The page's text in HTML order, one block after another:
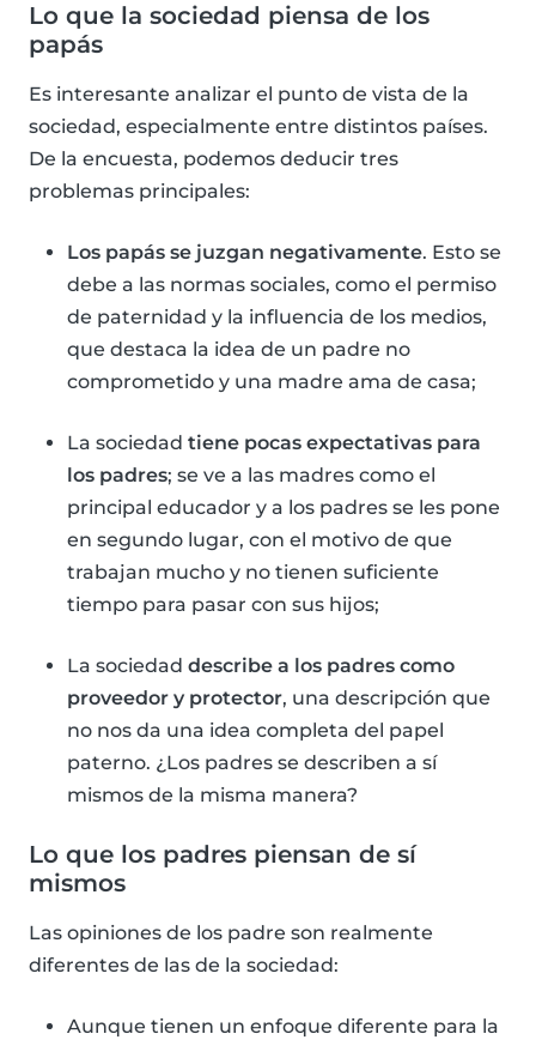
Lo que la sociedad piensa de los
papás
Es interesante analizar el punto de vista de la
sociedad, especialmente entre distintos países.
De la encuesta, podemos deducir tres
problemas principales:
Los papás se juzgan negativamente. Esto se
debe a las normas sociales, como el permiso
de paternidad y la influencia de los medios,
que destaca la idea de un padre no
comprometido y una madre ama de casa;
La sociedad tiene pocas expectativas para
los padres; se ve a las madres como el
principal educador y a los padres se les pone
en segundo lugar, con el motivo de que
trabajan mucho y no tienen suficiente
tiempo para pasar con sus hijos;
La sociedad describe a los padres como
proveedor y protector, una descripción que
no nos da una idea completa del papel
paterno. ¿Los padres se describen a sí
mismos de la misma manera?
Lo que los padres piensan de sí
mismos
Las opiniones de los padre son realmente
diferentes de las de la sociedad:
Aunque tienen un enfoque diferente para la